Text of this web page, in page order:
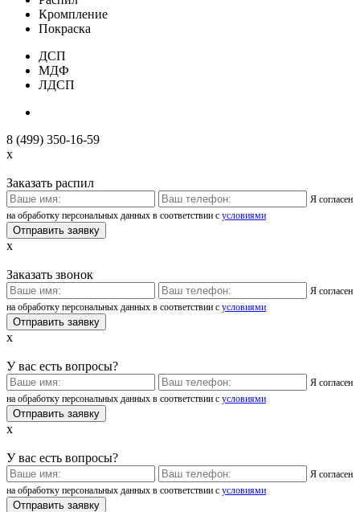
Кромпление
Покраска
ДСП
МДФ
ЛДСП
8 (499) 350-16-59
x
Заказать распил
Я согласен
на обработку персональных данных в соответствии с условиями
x
Заказать звонок
Я согласен
на обработку персональных данных в соответствии с условиями
x
У вас есть вопросы?
Я согласен
на обработку персональных данных в соответствии с условиями
x
У вас есть вопросы?
Я согласен
на обработку персональных данных в соответствии с условиями